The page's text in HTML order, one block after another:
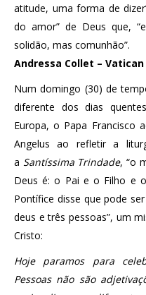
atitude, uma forma de
do amor” de Deus que,
solidão, mas comunhão”.
Andressa Collet – Vatican
Num domingo (30) de
diferente dos dias
Europa, o Papa Francisco
Angelus ao refletir a
a Santíssima Trindade, “o
Deus é: o Pai e o Filho e
Pontífice disse que pode
deus e três pessoas”, um
Cristo:
Hoje paramos para
Pessoas não são